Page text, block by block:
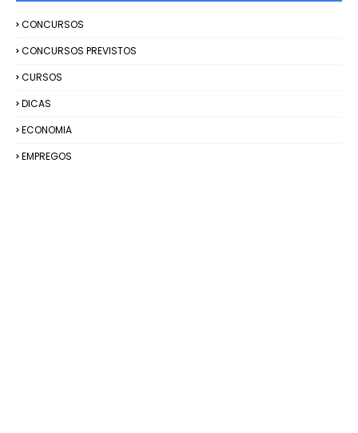
CONCURSOS
CONCURSOS PREVISTOS
CURSOS
DICAS
ECONOMIA
EMPREGOS